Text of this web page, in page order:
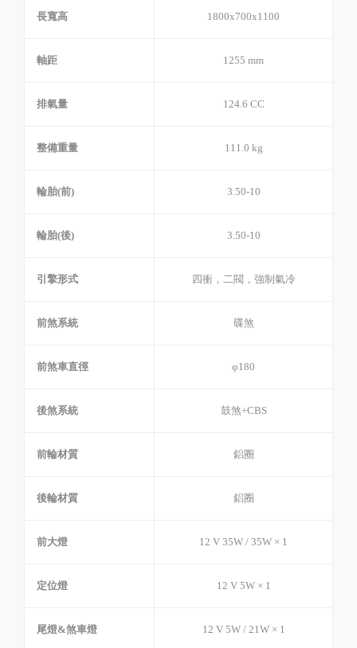
長寬高 1800x700x1100
軸距 1255 mm
排氣量 124.6 CC
整備重量 111.0 kg
輪胎(前) 3.50-10
輪胎(後) 3.50-10
引擎形式 四衝，二閥，強制氣冷
前煞系統 碟煞
前煞車直徑 φ180
後煞系統 鼓煞+CBS
前輪材質 鋁圈
後輪材質 鋁圈
前大燈 12 V 35W / 35W × 1
定位燈 12 V 5W × 1
尾燈&煞車燈 12 V 5W / 21W × 1